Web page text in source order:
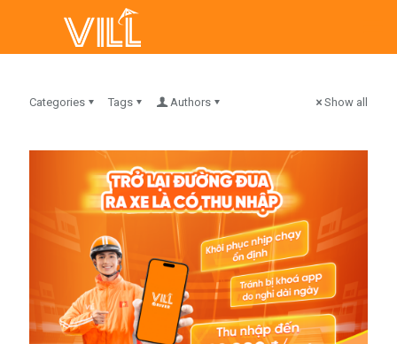
Categories Tags Authors Show all